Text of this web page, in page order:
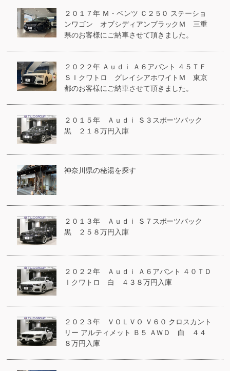
２０１７年 Ｍ・ベンツ Ｃ２５０ ステーショ
ンワゴン オブシディアンブラックＭ 三重
県のお客様にご納車させて頂きました。
２０２２年 Ａｕｄｉ Ａ６アバント ４５ＴＦ
ＳＩクワトロ グレイシアホワイトＭ 東京
都のお客様にご納車させて頂きました。
２０１５年 Ａｕｄｉ Ｓ３スポーツバック
黒 ２１８万円入庫
神奈川県の秘湯を探す
２０１３年 Ａｕｄｉ Ｓ７スポーツバック
黒 ２５８万円入庫
２０２２年 Ａｕｄｉ Ａ６アバント ４０ＴＤ
Ｉクワトロ 白 ４３８万円入庫
２０２３年 ＶＯＬＶＯ Ｖ６０ クロスカント
リー アルティメット Ｂ５ ＡＷＤ 白 ４４
８万円入庫